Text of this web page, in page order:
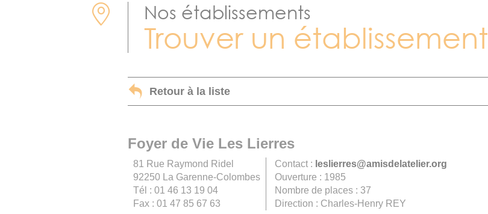
Nos établissements
Trouver un établissement
Retour à la liste
Foyer de Vie Les Lierres
81 Rue Raymond Ridel
92250 La Garenne-Colombes
Tél : 01 46 13 19 04
Fax : 01 47 85 67 63
Contact : leslierres@amisdelatelier.org
Ouverture : 1985
Nombre de places : 37
Direction : Charles-Henry REY